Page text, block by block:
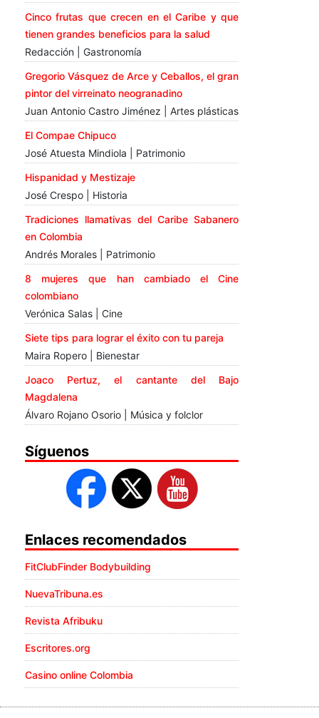
Cinco frutas que crecen en el Caribe y que
tienen grandes beneficios para la salud
Redacción | Gastronomía
Gregorio Vásquez de Arce y Ceballos, el gran
pintor del virreinato neogranadino
Juan Antonio Castro Jiménez | Artes plásticas
El Compae Chipuco
José Atuesta Mindiola | Patrimonio
Hispanidad y Mestizaje
José Crespo | Historia
Tradiciones llamativas del Caribe Sabanero
en Colombia
Andrés Morales | Patrimonio
8 mujeres que han cambiado el Cine
colombiano
Verónica Salas | Cine
Siete tips para lograr el éxito con tu pareja
Maira Ropero | Bienestar
Joaco Pertuz, el cantante del Bajo
Magdalena
Álvaro Rojano Osorio | Música y folclor
Síguenos
Enlaces recomendados
FitClubFinder Bodybuilding
NuevaTribuna.es
Revista Afribuku
Escritores.org
Casino online Colombia